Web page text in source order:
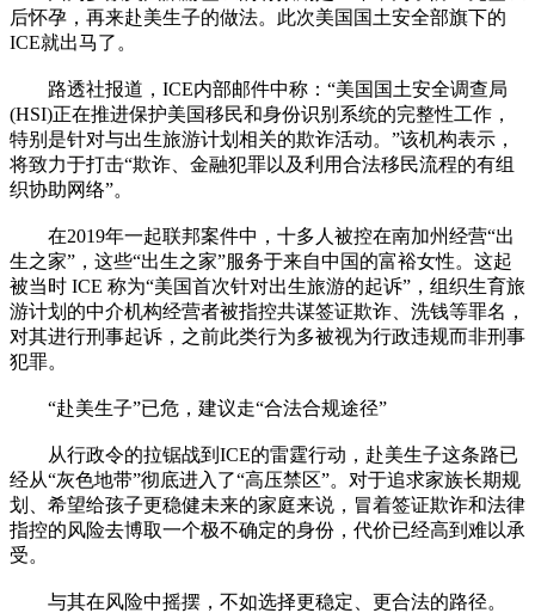
后怀孕，再来赴美生子的做法。此次美国国土安全部旗下的
ICE就出马了。
路透社报道，ICE内部邮件中称：“美国国土安全调查局
(HSI)正在推进保护美国移民和身份识别系统的完整性工作，
特别是针对与出生旅游计划相关的欺诈活动。”该机构表示，
将致力于打击“欺诈、金融犯罪以及利用合法移民流程的有组
织协助网络”。
在2019年一起联邦案件中，十多人被控在南加州经营“出
生之家”，这些“出生之家”服务于来自中国的富裕女性。这起
被当时 ICE 称为“美国首次针对出生旅游的起诉”，组织生育旅
游计划的中介机构经营者被指控共谋签证欺诈、洗钱等罪名，
对其进行刑事起诉，之前此类行为多被视为行政违规而非刑事
犯罪。
“赴美生子”已危，建议走“合法合规途径”
从行政令的拉锯战到ICE的雷霆行动，赴美生子这条路已
经从“灰色地带”彻底进入了“高压禁区”。对于追求家族长期规
划、希望给孩子更稳健未来的家庭来说，冒着签证欺诈和法律
指控的风险去博取一个极不确定的身份，代价已经高到难以承
受。
与其在风险中摇摆，不如选择更稳定、更合法的路径。